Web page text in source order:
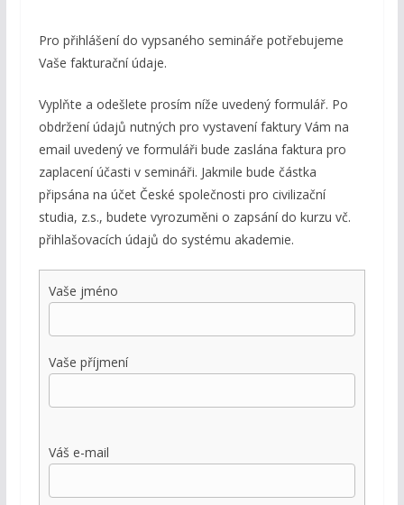
Pro přihlášení do vypsaného semináře potřebujeme
Vaše fakturační údaje.
Vyplňte a odešlete prosím níže uvedený formulář. Po
obdržení údajů nutných pro vystavení faktury Vám na
email uvedený ve formuláři bude zaslána faktura pro
zaplacení účasti v semináři. Jakmile bude částka
připsána na účet České společnosti pro civilizační
studia, z.s., budete vyrozuměni o zapsání do kurzu vč.
přihlašovacích údajů do systému akademie.
Vaše jméno
Vaše příjmení
Váš e-mail